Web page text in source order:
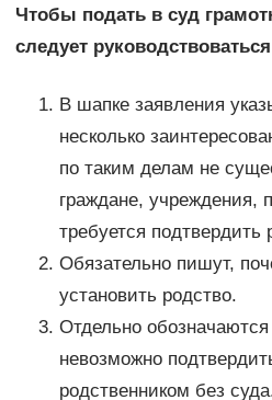
Чтобы подать в суд
следует
В шапке заявления
несколько
по таким делам не
граждане, учреждения,
требуется подтвердить
Обязательно пишут,
установить родство.
Отдельно
невозможно
родственником без